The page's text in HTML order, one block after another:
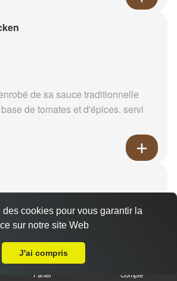
de sa sauce traditionnelle
de tomates et d'épices. servi
pois vert. Servi avec son riz
Panier Compte
cookies pour vous garantir la
sur notre site Web
J'ai compris